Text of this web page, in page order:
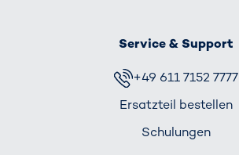
Service & Support
+49 611 7152 7777
Ersatzteil bestellen
Schulungen